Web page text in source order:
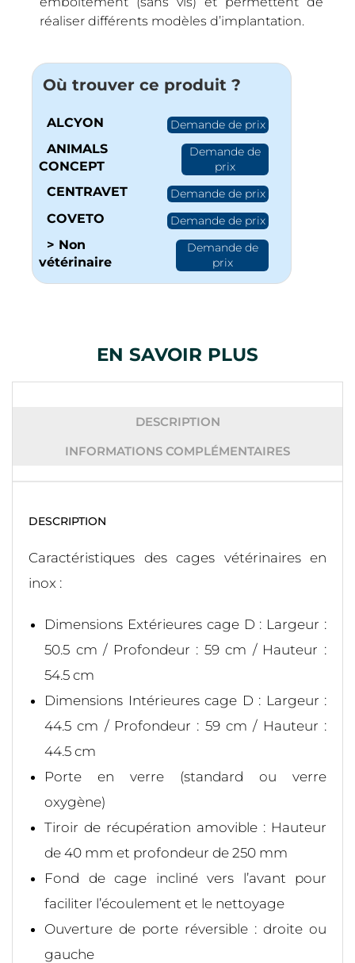
réaliser différents modèles d’implantation.
Où trouver ce produit ?
ALCYON Demande de prix
ANIMALS
CONCEPT
Demande de
prix
CENTRAVET Demande de prix
COVETO Demande de prix
> Non
vétérinaire
Demande de
prix
EN SAVOIR PLUS
DESCRIPTION
INFORMATIONS COMPLÉMENTAIRES
DESCRIPTION
Caractéristiques des cages vétérinaires en
inox :
Dimensions Extérieures cage D : Largeur :
50.5 cm / Profondeur : 59 cm / Hauteur :
54.5 cm
Dimensions Intérieures cage D : Largeur :
44.5 cm / Profondeur : 59 cm / Hauteur :
44.5 cm
Porte en verre (standard ou verre
oxygène)
Tiroir de récupération amovible : Hauteur
de 40 mm et profondeur de 250 mm
Fond de cage incliné vers l’avant pour
faciliter l’écoulement et le nettoyage
Ouverture de porte réversible : droite ou
gauche